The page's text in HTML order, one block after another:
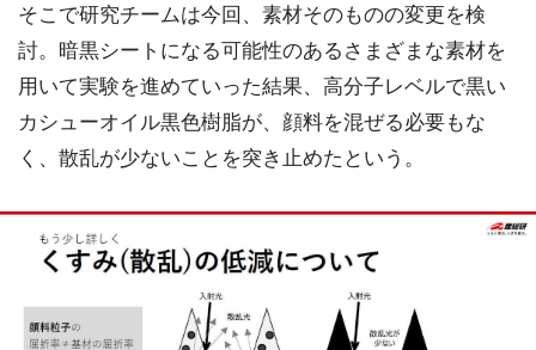
そこで研究チームは今回、素材そのものの変更を検
討。暗黒シートになる可能性のあるさまざまな素材を
用いて実験を進めていった結果、高分子レベルで黒い
カシューオイル黒色樹脂が、顔料を混ぜる必要もな
く、散乱が少ないことを突き止めたという。